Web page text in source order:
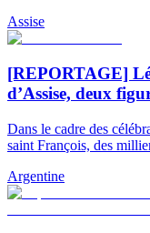
Assise
[REPORTAGE]
d’Assise, deux
Dans le cadre des
saint François, des
Argentine